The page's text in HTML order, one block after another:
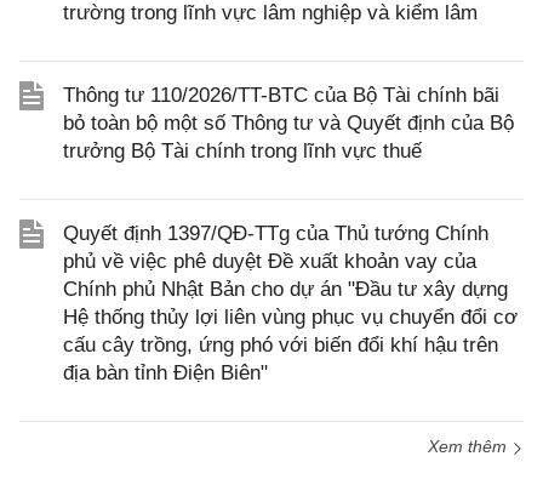
trường trong lĩnh vực lâm nghiệp và kiểm lâm
Thông tư 110/2026/TT-BTC của Bộ Tài chính bãi
bỏ toàn bộ một số Thông tư và Quyết định của Bộ
trưởng Bộ Tài chính trong lĩnh vực thuế
Quyết định 1397/QĐ-TTg của Thủ tướng Chính
phủ về việc phê duyệt Đề xuất khoản vay của
Chính phủ Nhật Bản cho dự án "Đầu tư xây dựng
Hệ thống thủy lợi liên vùng phục vụ chuyển đổi cơ
cấu cây trồng, ứng phó với biến đổi khí hậu trên
địa bàn tỉnh Điện Biên"
Xem thêm